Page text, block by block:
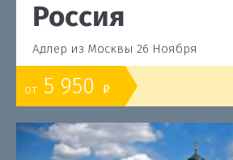
Россия
Адлер из Москвы 26 Ноября
от 5 950 o